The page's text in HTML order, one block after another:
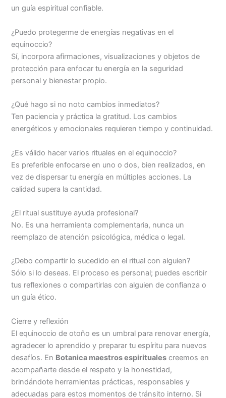
un guía espiritual confiable.
¿Puedo protegerme de energías negativas en el
equinoccio?
Sí, incorpora afirmaciones, visualizaciones y objetos de
protección para enfocar tu energía en la seguridad
personal y bienestar propio.
¿Qué hago si no noto cambios inmediatos?
Ten paciencia y práctica la gratitud. Los cambios
energéticos y emocionales requieren tiempo y continuidad.
¿Es válido hacer varios rituales en el equinoccio?
Es preferible enfocarse en uno o dos, bien realizados, en
vez de dispersar tu energía en múltiples acciones. La
calidad supera la cantidad.
¿El ritual sustituye ayuda profesional?
No. Es una herramienta complementaria, nunca un
reemplazo de atención psicológica, médica o legal.
¿Debo compartir lo sucedido en el ritual con alguien?
Sólo si lo deseas. El proceso es personal; puedes escribir
tus reflexiones o compartirlas con alguien de confianza o
un guía ético.
Cierre y reflexión
El equinoccio de otoño es un umbral para renovar energía,
agradecer lo aprendido y preparar tu espíritu para nuevos
desafíos. En Botanica maestros espirituales creemos en
acompañarte desde el respeto y la honestidad,
brindándote herramientas prácticas, responsables y
adecuadas para estos momentos de tránsito interno. Si